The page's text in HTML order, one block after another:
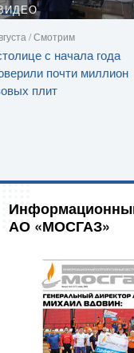
/ Смотрим
с начала года
почти миллион
плит
АО «МОСГАЗ»